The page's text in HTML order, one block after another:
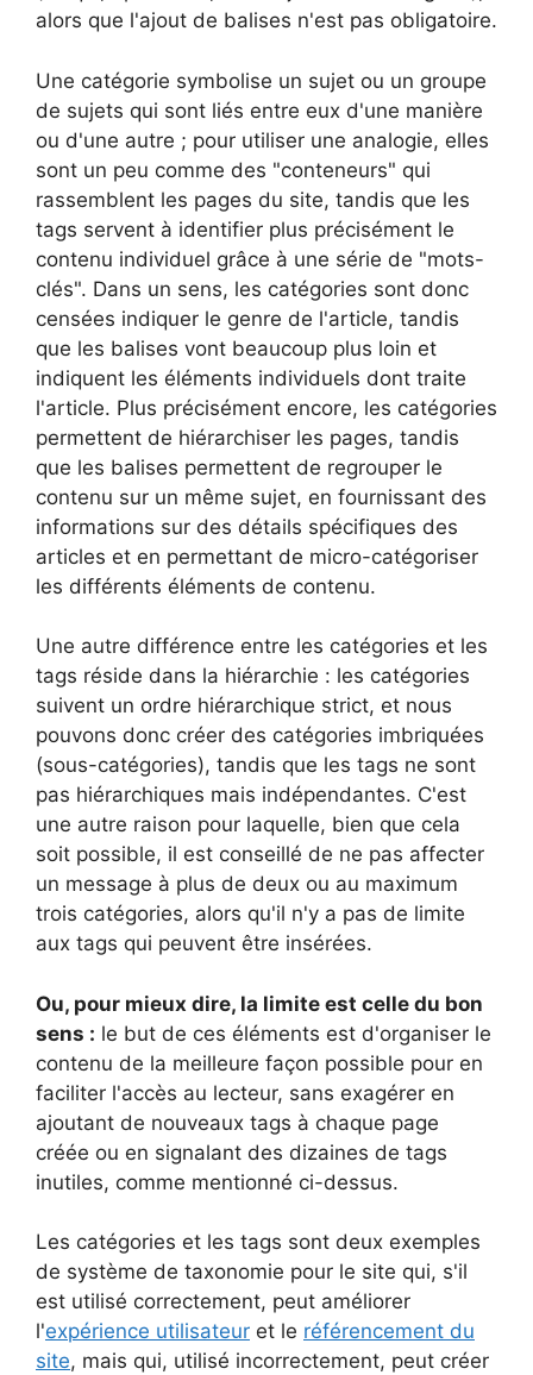
alors que l'ajout de balises n'est pas obligatoire.
Une catégorie symbolise un sujet ou un groupe
de sujets qui sont liés entre eux d'une manière
ou d'une autre ; pour utiliser une analogie, elles
sont un peu comme des "conteneurs" qui
rassemblent les pages du site, tandis que les
tags servent à identifier plus précisément le
contenu individuel grâce à une série de "mots-
clés". Dans un sens, les catégories sont donc
censées indiquer le genre de l'article, tandis
que les balises vont beaucoup plus loin et
indiquent les éléments individuels dont traite
l'article. Plus précisément encore, les catégories
permettent de hiérarchiser les pages, tandis
que les balises permettent de regrouper le
contenu sur un même sujet, en fournissant des
informations sur des détails spécifiques des
articles et en permettant de micro-catégoriser
les différents éléments de contenu.
Une autre différence entre les catégories et les
tags réside dans la hiérarchie : les catégories
suivent un ordre hiérarchique strict, et nous
pouvons donc créer des catégories imbriquées
(sous-catégories), tandis que les tags ne sont
pas hiérarchiques mais indépendantes. C'est
une autre raison pour laquelle, bien que cela
soit possible, il est conseillé de ne pas affecter
un message à plus de deux ou au maximum
trois catégories, alors qu'il n'y a pas de limite
aux tags qui peuvent être insérées.
Ou, pour mieux dire, la limite est celle du bon
sens : le but de ces éléments est d'organiser le
contenu de la meilleure façon possible pour en
faciliter l'accès au lecteur, sans exagérer en
ajoutant de nouveaux tags à chaque page
créée ou en signalant des dizaines de tags
inutiles, comme mentionné ci-dessus.
Les catégories et les tags sont deux exemples
de système de taxonomie pour le site qui, s'il
est utilisé correctement, peut améliorer
l'expérience utilisateur et le référencement du
site, mais qui, utilisé incorrectement, peut créer